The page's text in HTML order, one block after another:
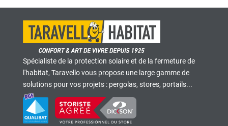
Spécialiste de la protection solaire et de la fermeture de
l'habitat, Taravello vous propose une large gamme de
solutions pour vos projets : pergolas, stores, portails...